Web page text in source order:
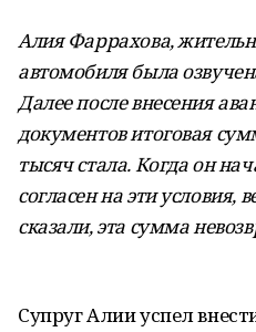
Алия Фаррахова,
автомобиля была
Далее после внесения
документов итоговая
тысяч стала. Когда он
согласен на эти условия,
сказали, эта сумма
Супруг Алии успел